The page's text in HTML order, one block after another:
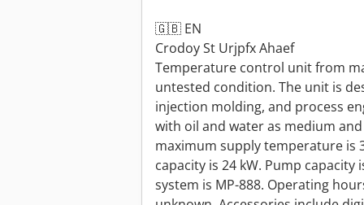
🇬🇧 EN
Crodoy St Urjpfx Ahaef
Temperature control unit from
untested condition. The unit is
injection molding, and process
with oil and water as medium
maximum supply temperature is
capacity is 24 kW. Pump
system is MP-888. Operating